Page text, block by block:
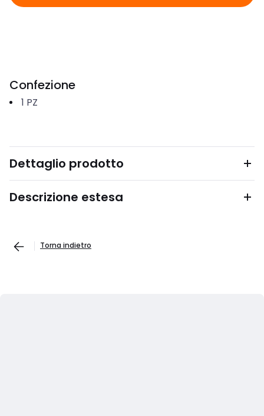
Confezione
1 PZ
Dettaglio prodotto
Descrizione estesa
Torna indietro